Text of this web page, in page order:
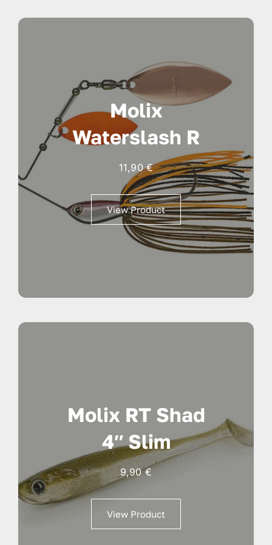
Molix
Waterslash R
11,90€
View Product
Molix RT Shad
4″ Slim
9,90€
View Product